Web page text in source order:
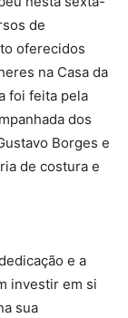
de
oferecidos
na Casa da
foi feita pela
dos
Borges e
de costura e
e a
investir em si
sua